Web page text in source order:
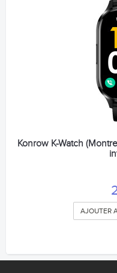
Konrow K-Watch
AJOUTER